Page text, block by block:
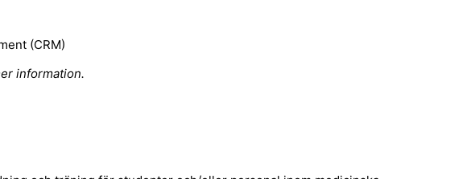
(CRM)
information.